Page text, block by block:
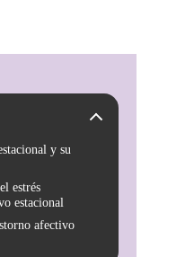
y su
estrés
estacional
afectivo